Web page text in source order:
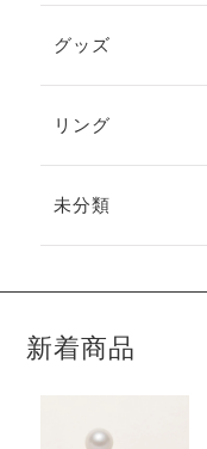
グッズ
リング
未分類
新着商品